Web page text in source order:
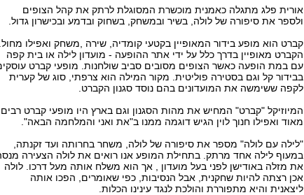
אורית פלג מתגלה כאמנית מוכשרת המסוגלת לרתק את קהל הצופים
ולספר את סיפורה של לולה, בשיר ובמשחק, בשחוק ובדמע ובכישרון גדול.
קברט הוא מופע בידור המאופיין בקטעי קומדיה, שירה ,משחק ואפילו
הקברט מאופיין בדרך כלל על ידי אתר ההופעה - מועדון לילה או בית קפה
עם במת הופעה כאשר הצופים מסובים סביב שולחנות. מופעי קברט
בבידור קל וגם בסטירה פוליטית. מקור המילה הוא צרפתי, סוג של קערית
לקפה ששימשה את המועדונים בהם נוסד סגנון הקברט.
המיוזיקל "קברט" המחיש את מהות הסגנון וגם בארץ היו מופעי קברט רבים
מאוד ואפילו חנוך לוין הגיש דוגמה ממנו ב"את ואני והמלחמה הבאה".
"לילה עם לולה" מספר את סיפורה של לולה, משחר בחרותה ועד זקנתה,
במעוף לילה אחד מרתק. בתחילת המופע אנו רואים את לולה הצעירה
את מזלה באודישן לפני בעל מועדון , אך הוא משלח אותה מעל דרכו. לולה
אכן רצתה להיות שחקנית, אבל הנסיבות, כפי שאומרים, הפכו אותה
ליצאנית והיא מתפוררת והולכת לנגד עינינו הכלות.